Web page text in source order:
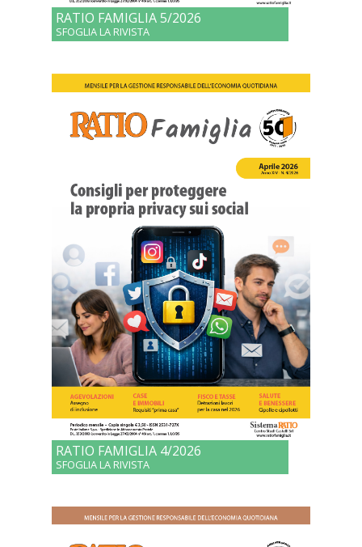
RATIO FAMIGLIA 5/2026
SFOGLIA LA RIVISTA
RATIO FAMIGLIA 4/2026
SFOGLIA LA RIVISTA